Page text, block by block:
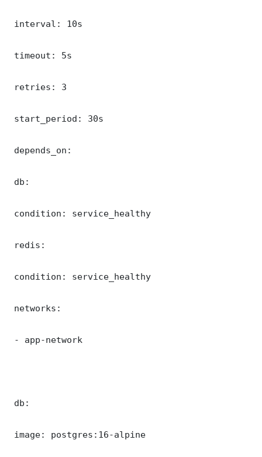
interval: 10s
timeout: 5s
retries: 3
start_period: 30s
depends_on:
db:
condition: service_healthy
redis:
condition: service_healthy
networks:
- app-network
db:
image: postgres:16-alpine